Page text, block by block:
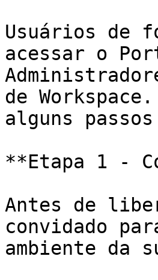
Usuários de
acessar o
de
alguns
**Etapa 1 -
Antes de
convidado
ambiente da